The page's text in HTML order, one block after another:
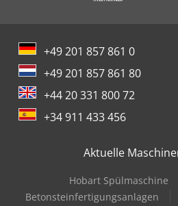
+49 201 857 861 0
+49 201 857 861 80
+44 20 331 800 72
+34 911 433 456
Aktuelle
Hobart Spülmaschine
Betonsteinfertigungsanlagen